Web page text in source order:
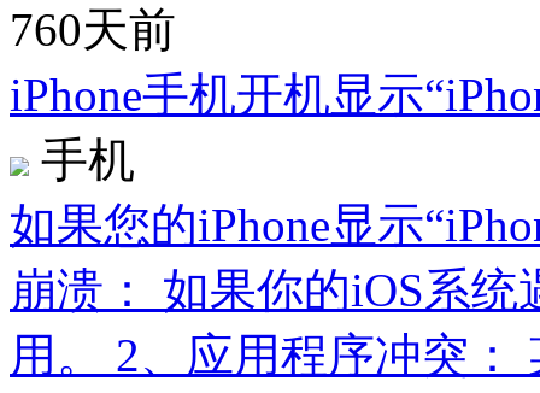
760天前
iPhone手机开机显示
手机
如果您的iPhone显示
崩溃： 如果你的iOS系
用。 2、应用程序冲突